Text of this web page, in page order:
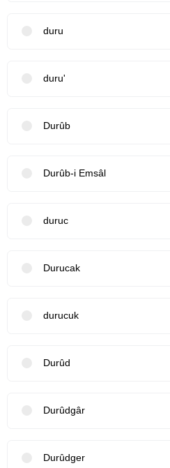
duru
duru'
Durûb
Durûb-i Emsâl
duruc
Durucak
durucuk
Durûd
Durûdgâr
Durûdger